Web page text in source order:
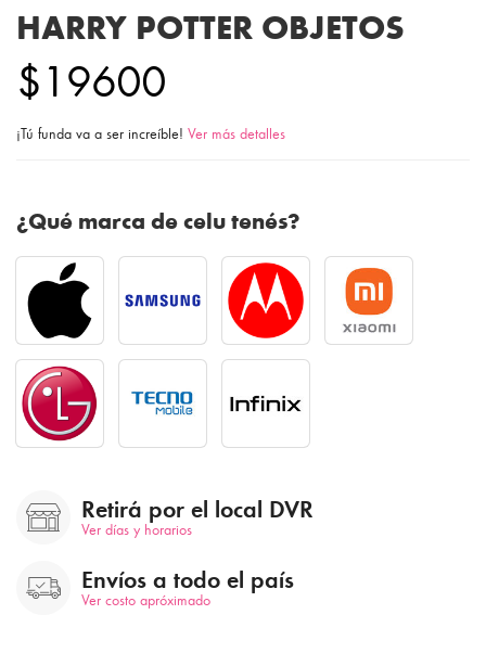
HARRY POTTER OBJETOS
$19600
¡Tú funda va a ser increíble! Ver más detalles
¿Qué marca de celu tenés?
Retirá por el local DVR
Ver días y horarios
Envíos a todo el país
Ver costo apróximado